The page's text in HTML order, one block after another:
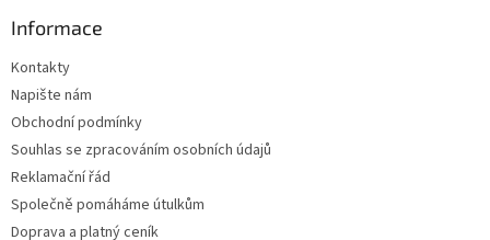
Informace
Kontakty
Napište nám
Obchodní podmínky
Souhlas se zpracováním osobních údajů
Reklamační řád
Společně pomáháme útulkům
Doprava a platný ceník